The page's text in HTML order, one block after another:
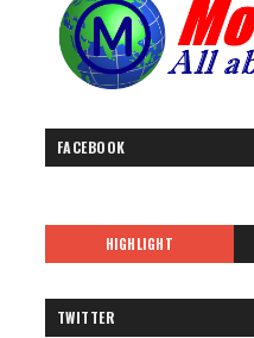
FACEBOOK
HIGHLIGHT
TWITTER